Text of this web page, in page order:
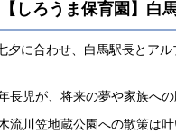
【しろうま保育園】白
夕に合わせ、白馬駅長とア
長児が、将来の夢や家族へ
流川笠地蔵公園への散策は